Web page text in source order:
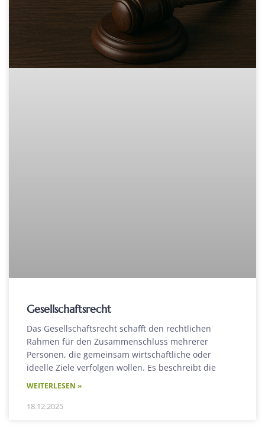
Gesellschaftsrecht
Das Gesellschaftsrecht schafft den rechtlichen
Rahmen für den Zusammenschluss mehrerer
Personen, die gemeinsam wirtschaftliche oder
ideelle Ziele verfolgen wollen. Es beschreibt die
WEITERLESEN »
18.12.2025